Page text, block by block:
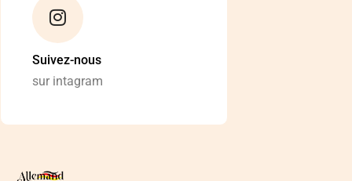
Suivez-nous
sur intagram